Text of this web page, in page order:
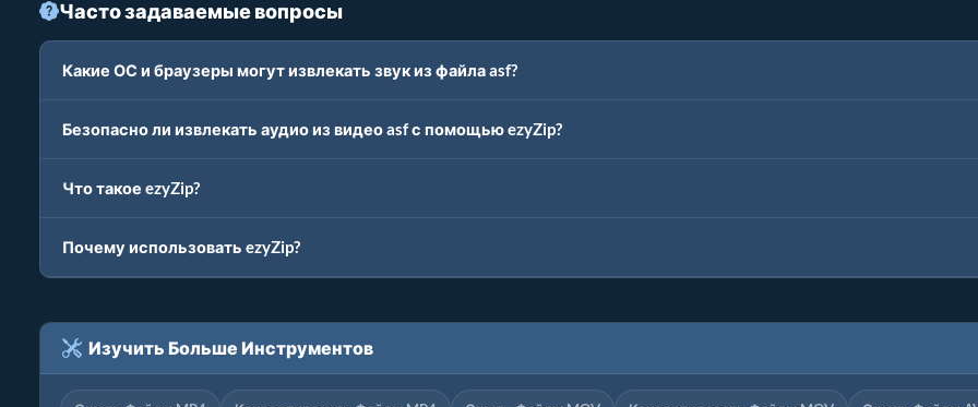
Часто задаваемые вопросы
Какие ОС и браузеры могут извлекать звук из файла asf?
Безопасно ли извлекать аудио из видео asf с помощью ezyZip?
Что такое ezyZip?
Почему использовать ezyZip?
Изучить Больше Инструментов